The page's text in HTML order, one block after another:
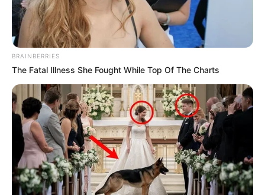
BRAINBERRIES
The Fatal Illness She Fought While Top Of The Charts